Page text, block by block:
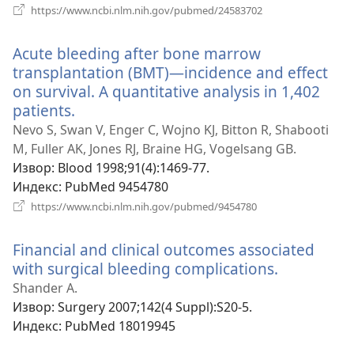
https://www.ncbi.nlm.nih.gov/pubmed/24583702
Acute bleeding after bone marrow
transplantation (BMT)—incidence and effect
on survival. A quantitative analysis in 1,402
patients.
нови
прозор)
Nevo S, Swan V, Enger C, Wojno KJ, Bitton R, Shabooti
M, Fuller AK, Jones RJ, Braine HG, Vogelsang GB.
Извор‎: Blood 1998;91(4):1469-77.
Индекс‎: PubMed 9454780
https://www.ncbi.nlm.nih.gov/pubmed/9454780
Financial and clinical outcomes associated
with surgical bleeding complications.
Shander A.
Извор‎: Surgery 2007;142(4 Suppl):S20-5.
Индекс‎: PubMed 18019945